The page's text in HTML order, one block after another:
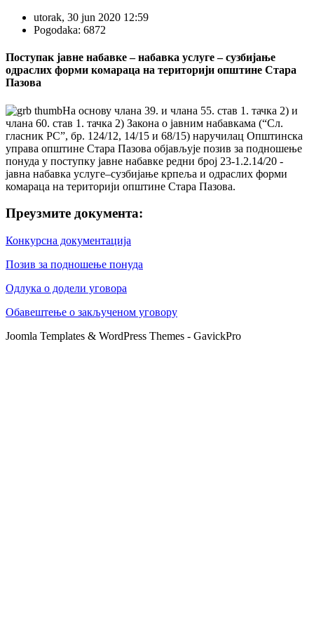
utorak, 30 jun 2020 12:59
Pogodaka: 6872
Поступак јавне набавке – набавка услуге – сузбијање
одраслих форми комараца на територији општине Стара
Пазова
На основу члана 39. и члана 55. став 1. тачка 2) и
члана 60. став 1. тачка 2) Закона о јавним набавкама (“Сл.
гласник РС”, бр. 124/12, 14/15 и 68/15) наручилац Општинска
управа општине Стара Пазова објављује позив за подношење
понуда у поступку јавне набавке редни број 23-1.2.14/20 -
јавна набавка услуге–сузбијање крпеља и одраслих форми
комараца на територији општине Стара Пазова.
Преузмите документа:
Конкурсна документација
Позив за подношење понуда
Одлука о додели уговора
Обавештење о закљученом уговору
Joomla Templates & WordPress Themes - GavickPro